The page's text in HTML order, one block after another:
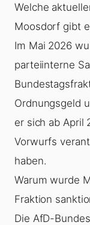
Welche
Moosdorf gibt
Im Mai 2026
parteiinterne
Ordnungsgeld
er sich ab April
Vorwurfs
haben.
Warum wurde
Fraktion
Die AfD-